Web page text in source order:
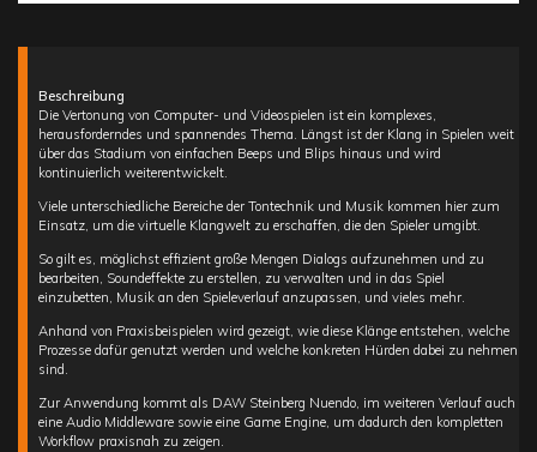
Beschreibung
Die Vertonung von Computer- und Videospielen ist ein komplexes,
herausforderndes und spannendes Thema. Längst ist der Klang in Spielen weit
über das Stadium von einfachen Beeps und Blips hinaus und wird
kontinuierlich weiterentwickelt.
Viele unterschiedliche Bereiche der Tontechnik und Musik kommen hier zum
Einsatz, um die virtuelle Klangwelt zu erschaffen, die den Spieler umgibt.
So gilt es, möglichst effizient große Mengen Dialogs aufzunehmen und zu
bearbeiten, Soundeffekte zu erstellen, zu verwalten und in das Spiel
einzubetten, Musik an den Spieleverlauf anzupassen, und vieles mehr.
Anhand von Praxisbeispielen wird gezeigt, wie diese Klänge entstehen, welche
Prozesse dafür genutzt werden und welche konkreten Hürden dabei zu nehmen
sind.
Zur Anwendung kommt als DAW Steinberg Nuendo, im weiteren Verlauf auch
eine Audio Middleware sowie eine Game Engine, um dadurch den kompletten
Workflow praxisnah zu zeigen.